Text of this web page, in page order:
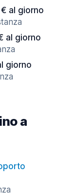
al giorno
al giorno
giorno
a